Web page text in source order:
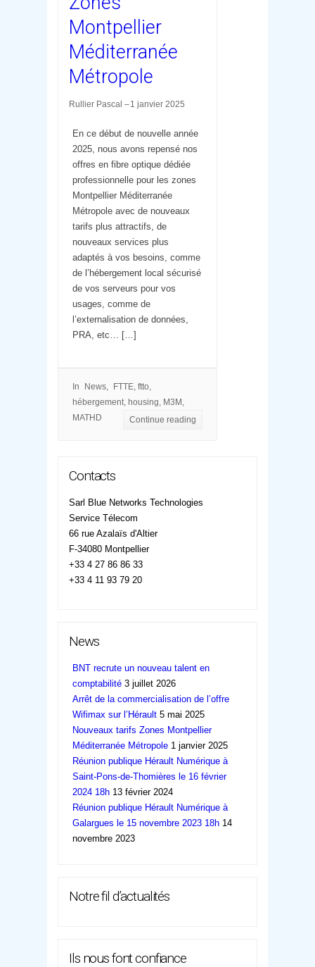
Montpellier
Méditerranée
Métropole
Rullier Pascal 1 janvier 2025
En ce début de nouvelle année
2025, nous avons repensé nos
offres en fibre optique dédiée
professionnelle pour les zones
Montpellier Méditerranée
Métropole avec de nouveaux
tarifs plus attractifs, de
nouveaux services plus
adaptés à vos besoins, comme
de l’hébergement local sécurisé
de vos serveurs pour vos
usages, comme de
l’externalisation de données,
PRA, etc… […]
In News FTTE ,ftto
hébergement ,housing M3M
MATHD
Continue reading
Contacts
Sarl Blue Networks Technologies
Service Télecom
66 rue Azalaïs d'Altier
F-34080 Montpellier
+33 4 27 86 86 33
+33 4 11 93 79 20
News
BNT recrute un nouveau talent en
comptabilité 3 juillet 2026
Arrêt de la commercialisation de l’offre
Wifimax sur l’Hérault 5 mai 2025
Nouveaux tarifs Zones Montpellier
Méditerranée Métropole 1 janvier 2025
Réunion publique Hérault Numérique à
Saint-Pons-de-Thomières le 16 février
2024 18h 13 février 2024
Réunion publique Hérault Numérique à
Galargues le 15 novembre 2023 18h 14
novembre 2023
Notre fil d’actualités
Ils nous font confiance